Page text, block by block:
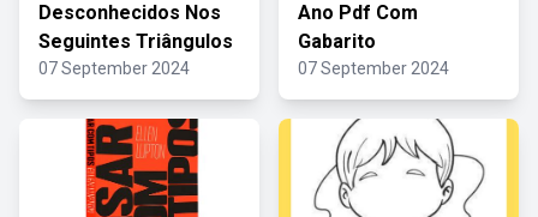
Desconhecidos Nos
Seguintes Triângulos
07 September 2024
Ano Pdf Com
Gabarito
07 September 2024